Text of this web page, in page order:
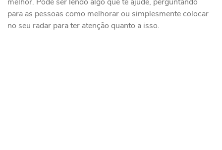
para as pessoas como melhorar ou simplesmente colocar
no seu radar para ter atenção quanto a isso.